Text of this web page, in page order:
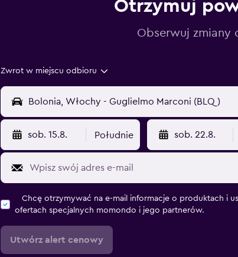
Otrzymuj
Obserwuj zmiany
Zwrot w miejscu odbioru
sob. 15.8. Południe sob. 22.8.
Chcę otrzymywać na e-mail informacje o produktach i
ofertach specjalnych momondo i jego partnerów.
Utwórz alert cenowy